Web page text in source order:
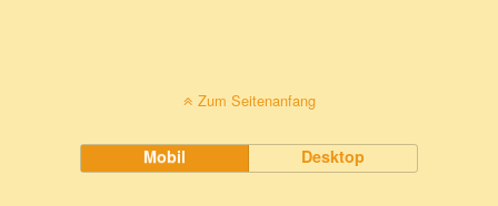
Zum Seitenanfang
Mobil Desktop